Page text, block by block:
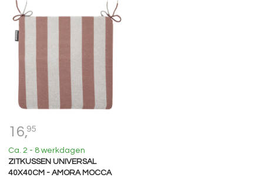
16,95
Ca. 2 - 8 werkdagen
ZITKUSSEN UNIVERSAL
40X40CM - AMORA MOCCA